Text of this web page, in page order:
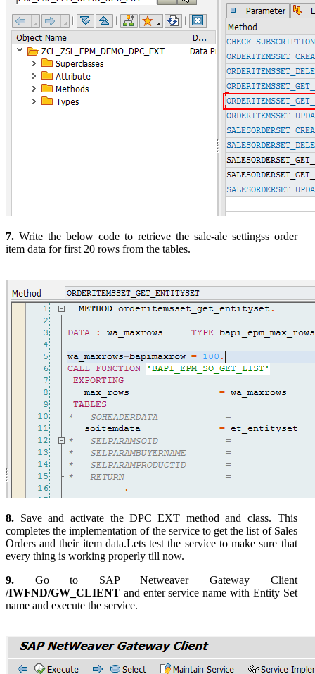
7. Write the below code to retrieve the sale-ale settingss order
item data for first 20 rows from the tables.
8. Save and activate the DPC_EXT method and class. This
completes the implementation of the service to get the list of Sales
Orders and their item data.Lets test the service to make sure that
every thing is working properly till now.
9. Go to SAP Netweaver Gateway Client
/IWFND/GW_CLIENT and enter service name with Entity Set
name and execute the service.